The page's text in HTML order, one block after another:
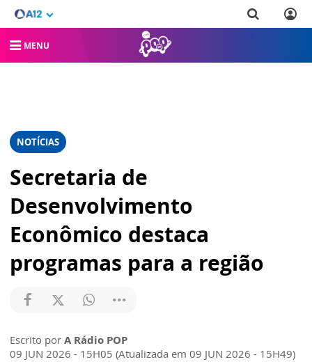
MENU
NOTÍCIAS
Secretaria de
Desenvolvimento
Econômico destaca
programas para a região
Escrito por A Rádio POP
09 JUN 2026 - 15H05 (Atualizada em 09 JUN 2026 - 15H49)